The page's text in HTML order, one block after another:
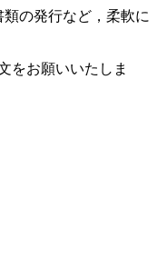
の発行など，柔軟に
をお願いいたしま